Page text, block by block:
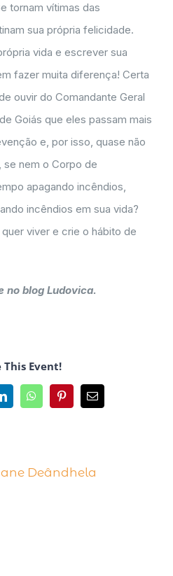
tornam vítimas das
sua própria felicidade.
vida e escrever sua
fazer muita diferença! Certa
ouvir do Comandante Geral
Goiás que eles passam mais
e, por isso, quase não
se nem o Corpo de
apagando incêndios,
incêndios em sua vida?
viver e crie o hábito de
no blog Ludovica.
This Event!
Deândhela